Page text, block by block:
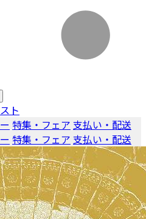
ト
特集・フェア 支払い・配送
特集・フェア 支払い・配送